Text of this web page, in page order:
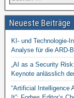
Neueste Beiträge
KI- und Technologie-
Analyse für die ARD-
„AI as a Security
Keynote anlässlich
“Artificial Intelligence